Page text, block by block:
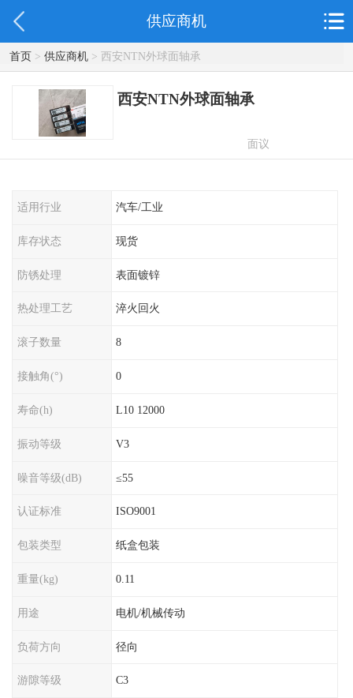
供应商机
首页> 供应商机> 西安NTN外球面轴承
西安NTN外球面轴承
面议
适用行业 汽车/工业
库存状态 现货
防锈处理 表面镀锌
热处理工艺 淬火回火
滚子数量 8
接触角(°) 0
寿命(h) L10 12000
振动等级 V3
噪音等级(dB) ≤55
认证标准 ISO9001
包装类型 纸盒包装
重量(kg) 0.11
用途 电机/机械传动
负荷方向 径向
游隙等级 C3